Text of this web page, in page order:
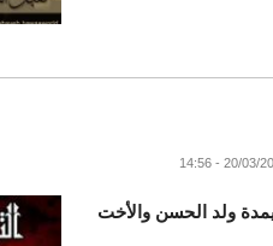
ولد الحسن والأخت